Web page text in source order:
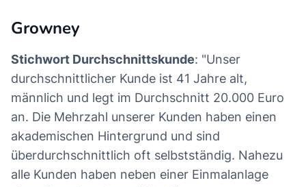
Growney
Stichwort Durchschnittskunde: "Unser
durchschnittlicher Kunde ist 41 Jahre alt,
männlich und legt im Durchschnitt 20.000 Euro
an. Die Mehrzahl unserer Kunden haben einen
akademischen Hintergrund und sind
überdurchschnittlich oft selbstständig. Nahezu
alle Kunden haben neben einer Einmalanlage